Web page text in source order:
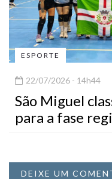
ESPORTE
22/07/2026 - 14h44
São Miguel
para a fase
DEIXE UM